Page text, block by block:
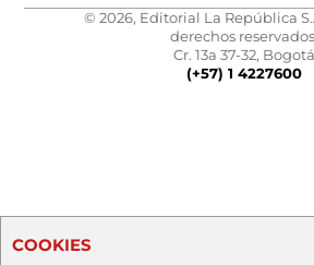
© 2026, Editorial La República
derechos
Cr. 13a 37-32, Bogotá
(+57) 1 4227600
COOKIES